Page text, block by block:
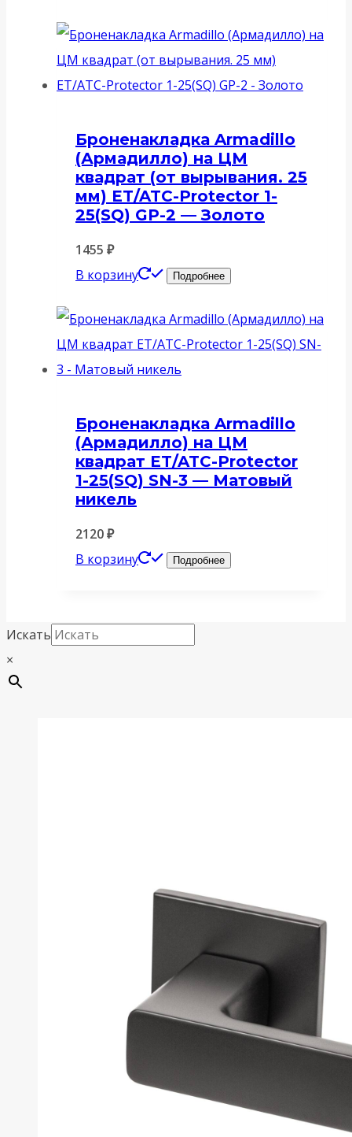
Броненакладка Armadillo
(Армадилло) на ЦМ
квадрат (от вырывания. 25
мм) ET/ATC-Protector 1-
25(SQ) GP-2 — Золото
1455 ₽
В корзину
Подробнее
Броненакладка Armadillo
(Армадилло) на ЦМ
квадрат ET/ATC-Protector
1-25(SQ) SN-3 — Матовый
никель
2120₽
В корзину
Подробнее
Искать
×